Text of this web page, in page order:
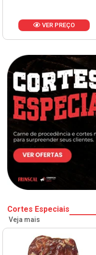
VER PREÇO
Cortes Especiais
Veja mais